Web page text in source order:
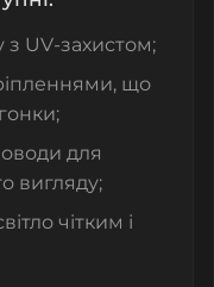
з UV-захистом;
що
для
вигляду;
чітким і